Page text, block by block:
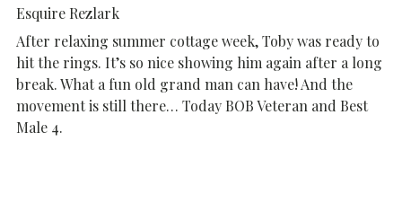
Esquire Rezlark
After relaxing summer cottage week, Toby was ready to
hit the rings. It’s so nice showing him again after a long
break. What a fun old grand man can have! And the
movement is still there… Today BOB Veteran and Best
Male 4.